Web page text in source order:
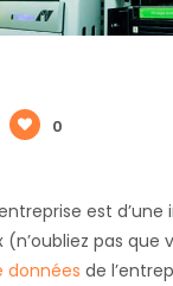
0
est
(n’oubliez pas
données de